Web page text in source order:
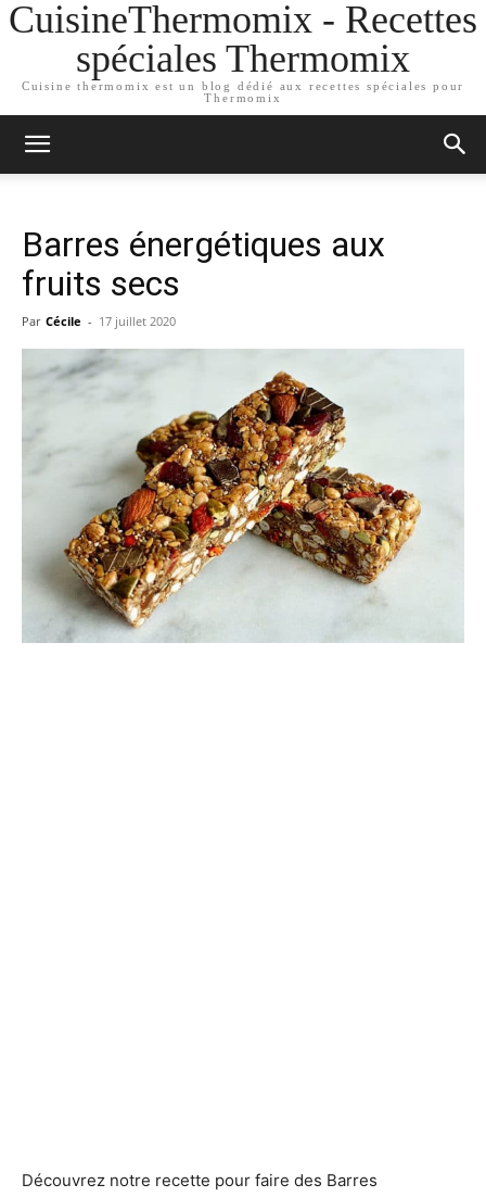
CuisineThermomix - Recettes
spéciales Thermomix
Cuisine thermomix est un blog dédié aux recettes spéciales pour
Thermomix
Barres énergétiques aux
fruits secs
Par Cécile - 17 juillet 2020
Découvrez notre recette pour faire des Barres